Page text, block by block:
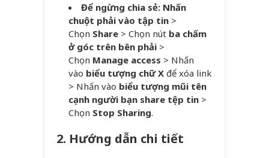
Để ngừng chia sẻ: Nhấn
chuột phải vào tập tin >
Chọn Share > Chọn nút ba chấm
ở góc trên bên phải >
Chọn Manage access > Nhấn
vào biểu tượng chữ X để xóa link
> Nhấn vào biểu tượng mũi tên
cạnh người bạn share tệp tin >
Chọn Stop Sharing.
2. Hướng dẫn chi tiết